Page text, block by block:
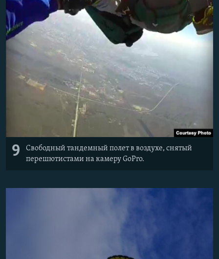
9
Свободный тандемный полет в воздухе, снятый
перешютистами на камеру GoPro.